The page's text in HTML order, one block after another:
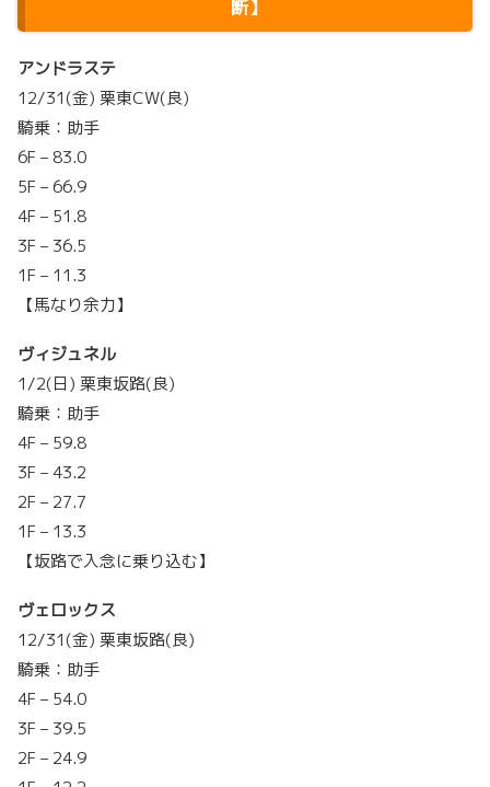
断】
アンドラステ
12/31(金) 栗東CW(良)
騎乗：助手
6F – 83.0
5F – 66.9
4F – 51.8
3F – 36.5
1F – 11.3
【馬なり余力】
ヴィジュネル
1/2(日) 栗東坂路(良)
騎乗：助手
4F – 59.8
3F – 43.2
2F – 27.7
1F – 13.3
【坂路で入念に乗り込む】
ヴェロックス
12/31(金) 栗東坂路(良)
騎乗：助手
4F – 54.0
3F – 39.5
2F – 24.9